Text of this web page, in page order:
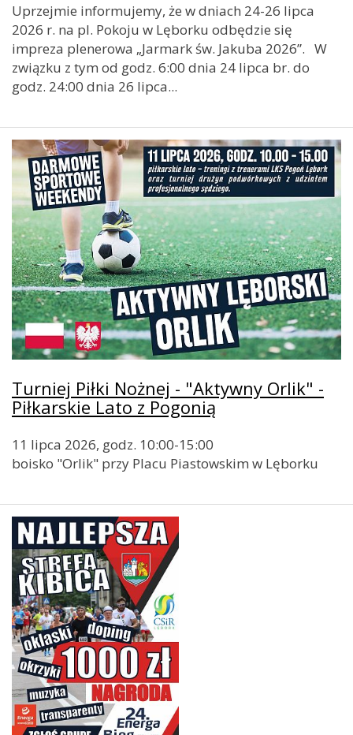
Uprzejmie informujemy, że w dniach 24-26 lipca
2026 r. na pl. Pokoju w Lęborku odbędzie się
impreza plenerowa „Jarmark św. Jakuba 2026”. W
związku z tym od godz. 6:00 dnia 24 lipca br. do
godz. 24:00 dnia 26 lipca...
Turniej Piłki Nożnej - "Aktywny Orlik" -
Piłkarskie Lato z Pogonią
11 lipca 2026, godz. 10:00-15:00
boisko "Orlik" przy Placu Piastowskim w Lęborku